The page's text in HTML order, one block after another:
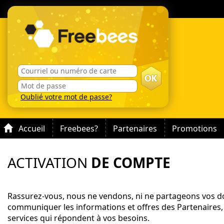
Oublié votre mot de passe?
Accueil Freebees? Partenaires Promotions
ACTIVATION DE COMPTE
Rassurez-vous, nous ne vendons, ni ne partageons
communiquer les informations et offres des
services qui répondent à vos besoins.